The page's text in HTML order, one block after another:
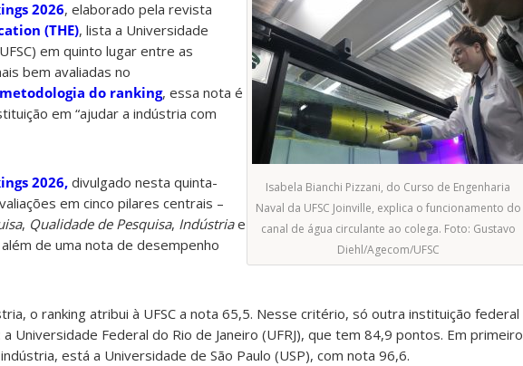
Isabela Bianchi Pizzani, do Curso de Engenharia
Naval da UFSC Joinville, explica o funcionamento do
canal de água circulante ao colega. Foto: Gustavo
Diehl/Agecom/UFSC
2026, elaborado pela revista
(THE), lista a Universidade
em quinto lugar entre as
bem avaliadas no
metodologia do ranking, essa nota é
em “ajudar a indústria com
2026, divulgado nesta quinta-
em cinco pilares centrais –
, Qualidade de Pesquisa, Indústriae
além de uma nota de desempenho
o ranking atribui à UFSC a nota 65,5. Nesse critério, só outra instituição federal
Universidade Federal do Rio de Janeiro (UFRJ), que tem 84,9 pontos. Em primeiro
está a Universidade de São Paulo (USP), com nota 96,6.